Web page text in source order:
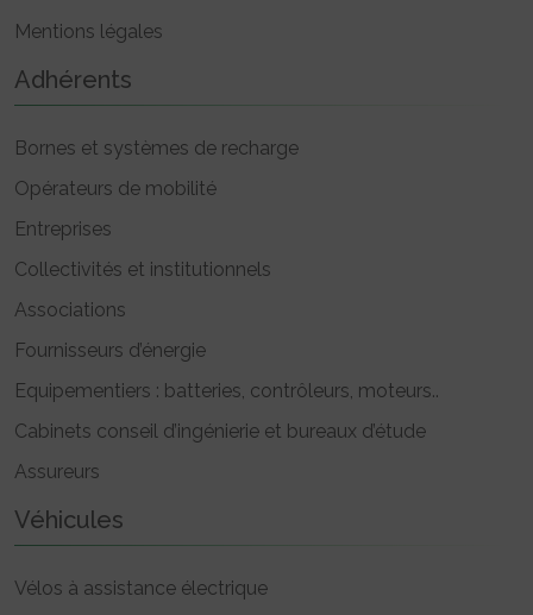
Mentions légales
Adhérents
Bornes et systèmes de recharge
Opérateurs de mobilité
Entreprises
Collectivités et institutionnels
Associations
Fournisseurs d’énergie
Equipementiers : batteries, contrôleurs, moteurs..
Cabinets conseil d’ingénierie et bureaux d’étude
Assureurs
Véhicules
Vélos à assistance électrique